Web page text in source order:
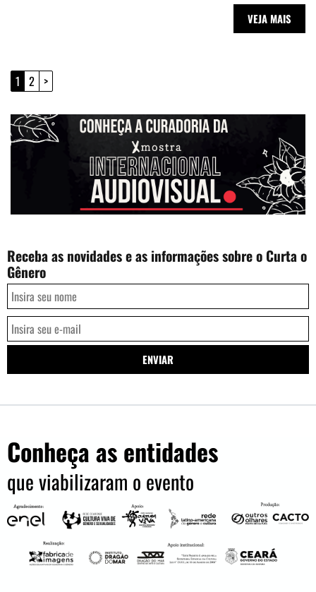
VEJA MAIS
1 2 >
Receba as novidades e as informações sobre o Curta o
Gênero
Conheça as entidades
que viabilizaram o evento